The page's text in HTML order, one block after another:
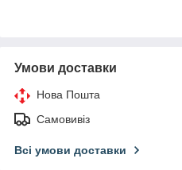
Умови доставки
Нова Пошта
Самовивіз
Всі умови доставки